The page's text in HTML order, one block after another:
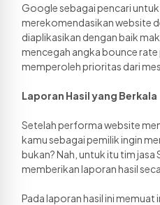
Google sebagai pencari
merekomendasikan website
diaplikasikan dengan baik
mencegah angka bounce
memperoleh prioritas dari
Laporan Hasil yang Berkala
Setelah performa website
kamu sebagai pemilik ingin
bukan? Nah, untuk itu tim jasa
memberikan laporan hasil
Pada laporan hasil ini